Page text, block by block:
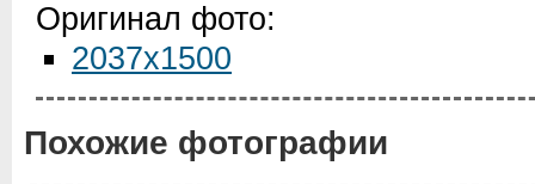
Оригинал фото:
2037x1500
Похожие фотографии